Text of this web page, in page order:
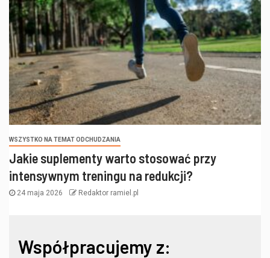
WSZYSTKO NA TEMAT ODCHUDZANIA
Jakie suplementy warto stosować przy
intensywnym treningu na redukcji?
24 maja 2026 Redaktor ramiel.pl
Współpracujemy z: